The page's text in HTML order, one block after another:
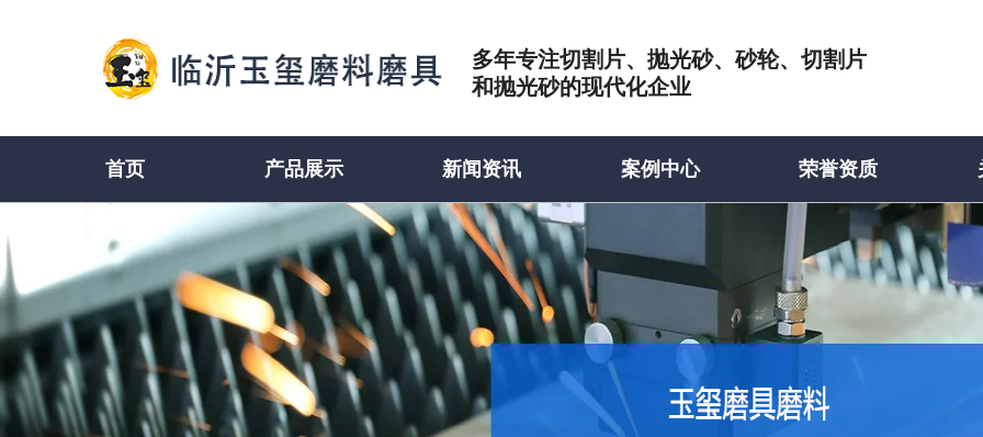
多年专注切割片、抛光砂、砂轮、切割片
和抛光砂的现代化企业
首页 产品展示 新闻资讯 案例中心 荣誉资质